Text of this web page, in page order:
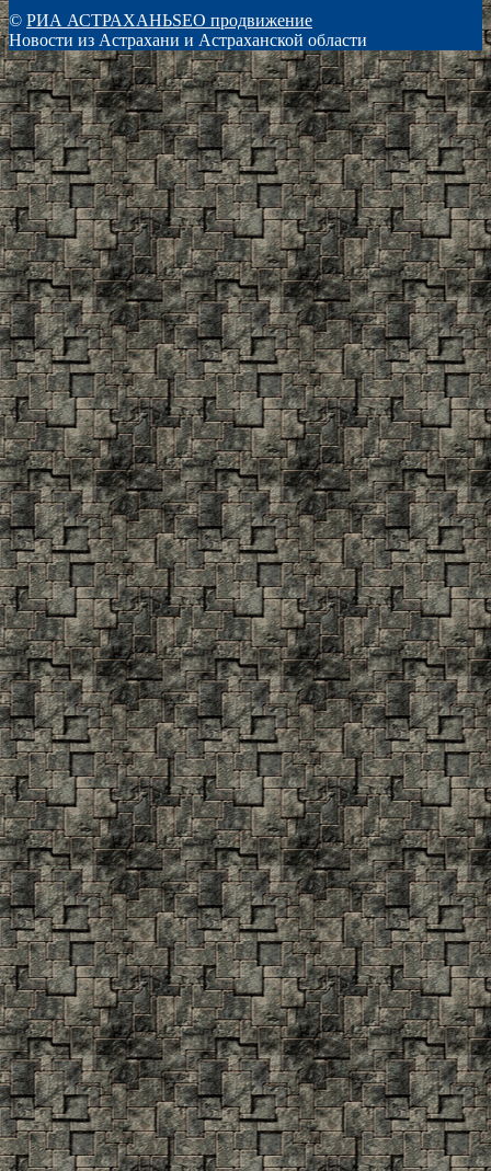
© РИА АСТРАХАНЬSEO продвижение
Новости из Астрахани и Астраханской области